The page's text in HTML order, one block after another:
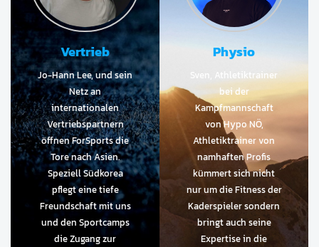
Vertrieb
Jo-Hann Lee, und sein
Netz an
internationalen
Vertriebspartnern
öffnen ForSports die
Tore nach Asien.
Speziell Südkorea
pflegt eine tiefe
Freundschaft mit uns
und den Sportcamps
die Zugang zur
Physio
Sven, Athletiktrainer
bei der
Kampfmannschaft
von Hypo NÖ,
Athletiktrainer von
namhaften Profis
kümmert sich nicht
nur um die Fitness der
Kaderspieler sondern
bringt auch seine
Expertise in die